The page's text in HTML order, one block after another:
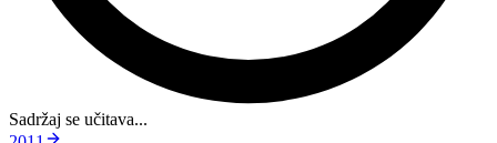
Sadržaj se učitava...